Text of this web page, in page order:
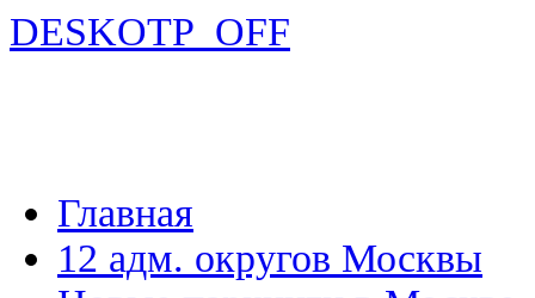
DESKOTP_OFF
Главная
12 адм. округов Москвы